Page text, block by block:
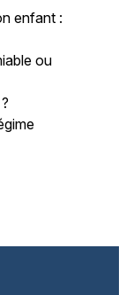
enfant :
ou